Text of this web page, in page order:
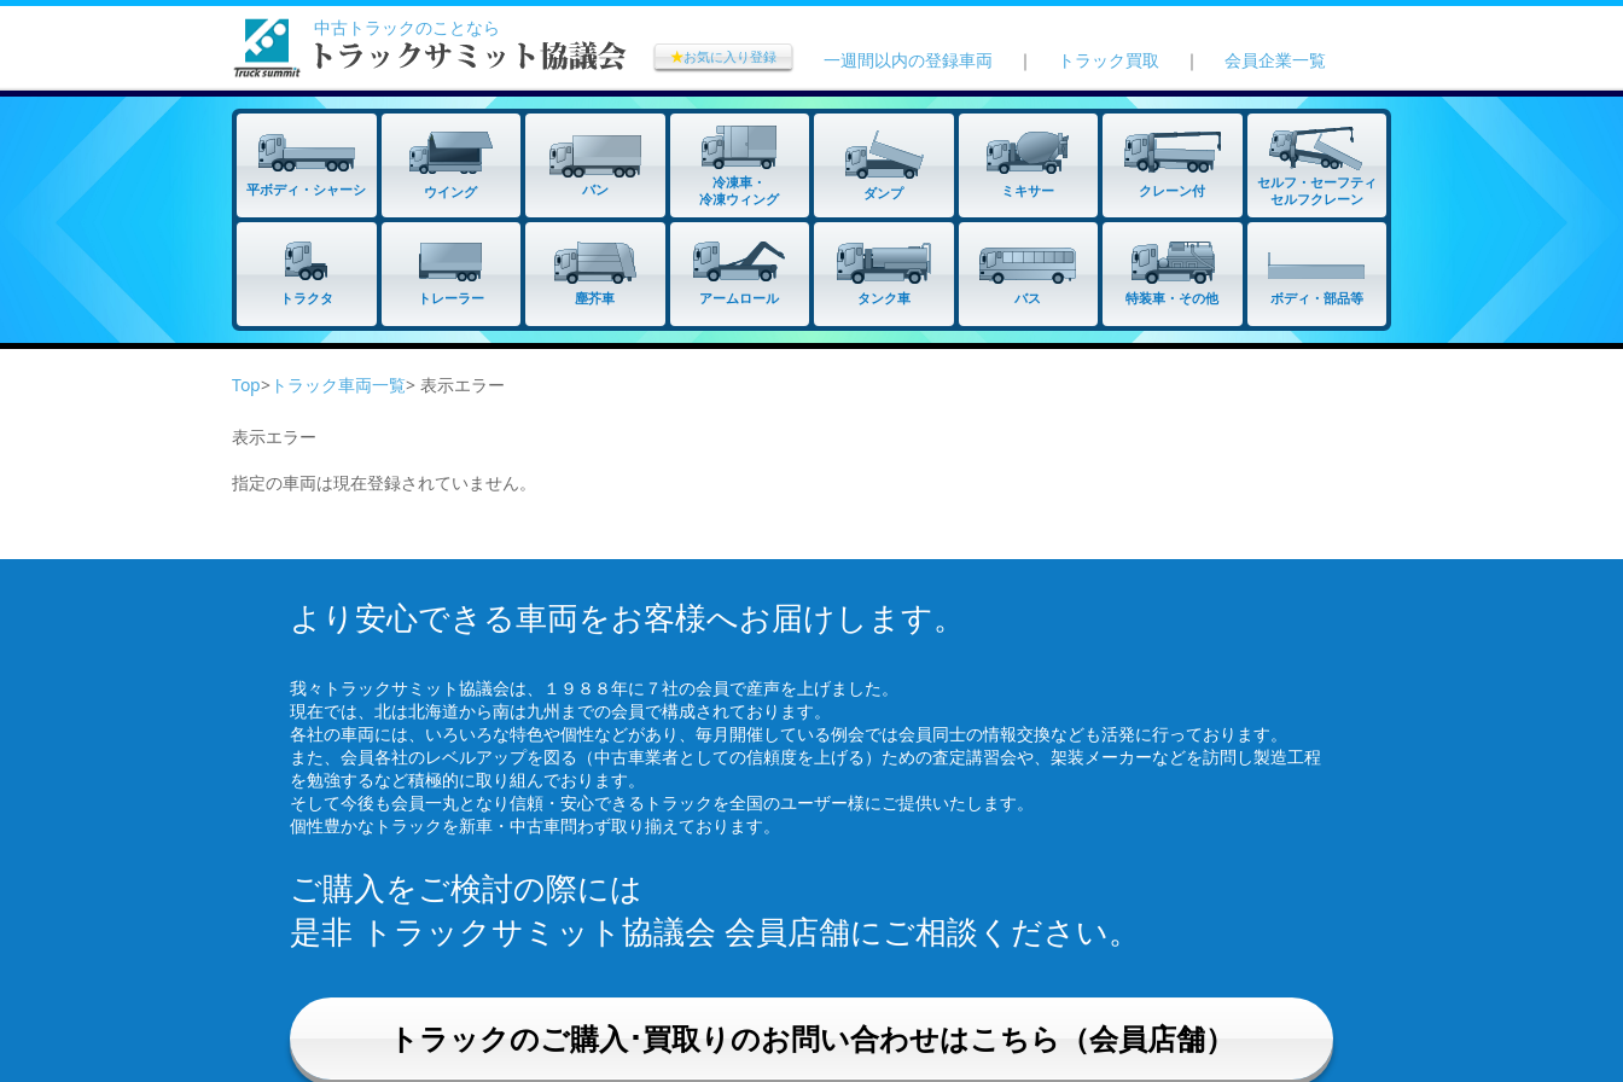
中古トラックのことなら
★お気に入り登録 一週間以内の登録車両 ｜ トラック買取 ｜ 会員企業一覧
平ボディ・シャーシ ウイング バン
冷凍車・
冷凍ウィング
ダンプ ミキサー クレーン付
セルフ・セーフティ
セルフクレーン
トラクタ トレーラー 塵芥車 アームロール タンク車 バス 特装車・その他 ボディ・部品等
Top> トラック車両一覧> 表示エラー
表示エラー
指定の車両は現在登録されていません。
より安心できる車両をお客様へお届けします。
我々トラックサミット協議会は、１９８８年に７社の会員で産声を上げました。
現在では、北は北海道から南は九州までの会員で構成されております。
各社の車両には、いろいろな特色や個性などがあり、毎月開催している例会では会員同士の情報交換なども活発に行っております。
また、会員各社のレベルアップを図る（中古車業者としての信頼度を上げる）ための査定講習会や、架装メーカーなどを訪問し製造工程
を勉強するなど積極的に取り組んでおります。
そして今後も会員一丸となり信頼・安心できるトラックを全国のユーザー様にご提供いたします。
個性豊かなトラックを新車・中古車問わず取り揃えております。
ご購入をご検討の際には
是非 トラックサミット協議会 会員店舗にご相談ください。
トラックのご購入･買取りのお問い合わせはこちら（会員店舗）